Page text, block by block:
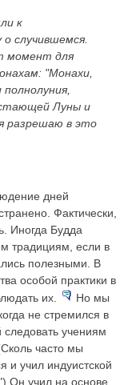
к
случившемся.
момент для
"Монахи,
Луны и
разрешаю в это
дней
Фактически,
Иногда Будда
традициям, если в
полезными. В
особой практики в
их.
Но мы
не стремился в
учениям
часто мы
и учил индуистской
Он учил на основе